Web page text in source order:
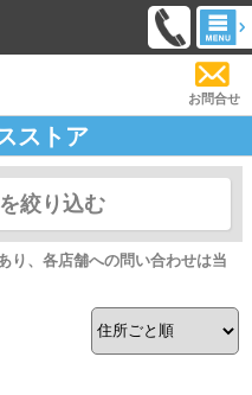
お問合せ
ストア
絞り込む
り、各店舗への問い合わせは当